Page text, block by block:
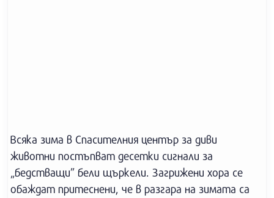
Всяка зима в Спасителния център за диви
животни постъпват десетки сигнали за
„бедстващи” бели щъркели. Загрижени хора се
обаждат притеснени, че в разгара на зимата са